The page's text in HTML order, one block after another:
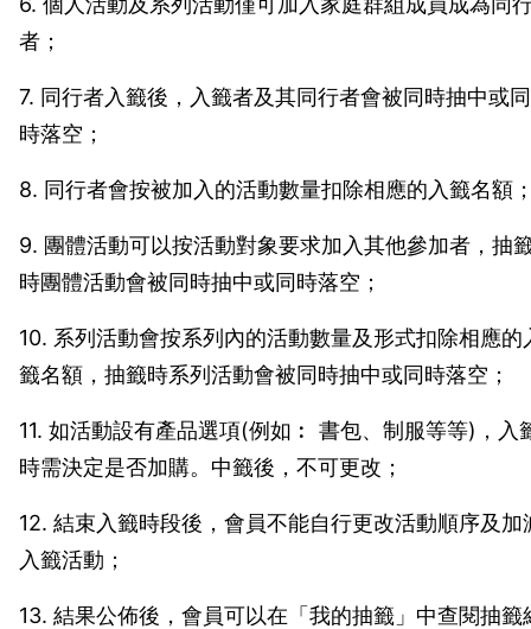
者；
7. 同行者入籤後，入籤者及其同行者會被同時抽中或同
時落空；
8. 同行者會按被加入的活動數量扣除相應的入籤名額
9. 團體活動可以按活動對象要求加入其他參加者，抽
時團體活動會被同時抽中或同時落空；
10. 系列活動會按系列內的活動數量及形式扣除相應的
籤名額，抽籤時系列活動會被同時抽中或同時落空；
11. 如活動設有產品選項(例如︰ 書包、制服等等)，入
時需決定是否加購。中籤後，不可更改；
12. 結束入籤時段後，會員不能自行更改活動順序及加
入籤活動；
13. 結果公佈後，會員可以在「我的抽籤」中查閱抽籤